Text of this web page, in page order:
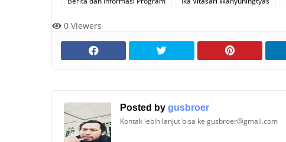
0 Viewers
Posted by gusbroer
Kontak lebih lanjut bisa ke gusbroer@gmail.com